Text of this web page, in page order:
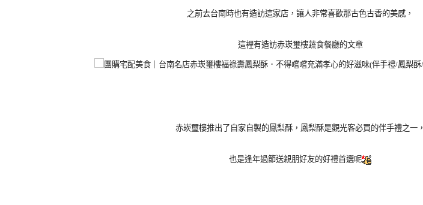
之前去台南時也有造訪這家店，讓人非常喜歡那古色古香的美感，
這裡有造訪赤崁璽樓蔬食餐廳的文章
赤崁璽樓推出了自家自製的鳳梨酥，鳳梨酥是觀光客必買的伴手禮之一，
也是逢年過節送親朋好友的好禮首選呢